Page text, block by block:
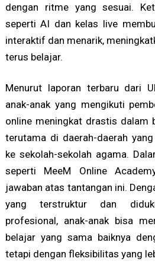
dengan ritme yang sesuai.
seperti AI dan kelas live
interaktif dan menarik,
terus belajar.
Menurut laporan terbaru dari
anak-anak yang mengikuti
online meningkat drastis dalam
terutama di daerah-daerah
ke sekolah-sekolah agama.
seperti MeeM Online
jawaban atas tantangan ini.
yang terstruktur dan
profesional, anak-anak bisa
belajar yang sama baiknya
tetapi dengan fleksibilitas yang